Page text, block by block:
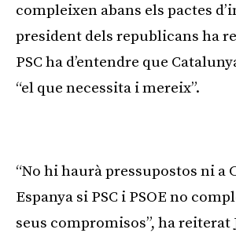
compleixen abans els pactes
president dels republicans ha
PSC ha d’entendre que
“el que necessita i mereix”.
“No hi haurà pressupostos ni a
Espanya si PSC i PSOE no
seus compromisos”, ha reiterat